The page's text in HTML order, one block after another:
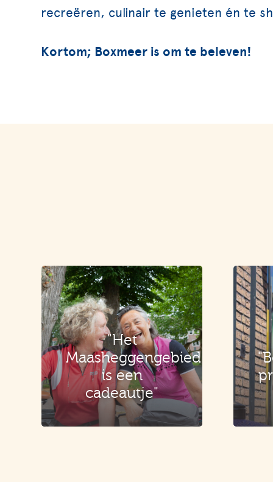
recreëren, culinair te genieten én te
Kortom; Boxmeer is om te beleven!
"Het
Maasheggengebied
is een
cadeautje"